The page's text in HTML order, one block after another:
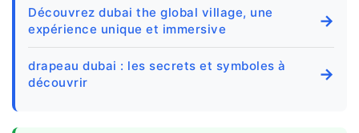
Découvrez dubai the global village, une
expérience unique et immersive
→
drapeau dubai : les secrets et symboles à
découvrir
→